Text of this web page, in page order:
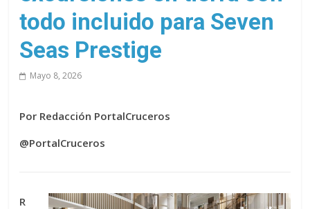
sitiotodo incluido para Seven
Seas Prestige
Mayo 8, 2026
Por Redacción PortalCruceros
@PortalCruceros
R